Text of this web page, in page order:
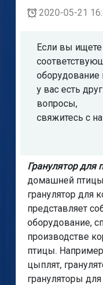
2020-05-21
Если вы ищете
оборудование
у вас есть
вопросы,
свяжитесь с
Гранулятор для
домашней
гранулятор для
представляет
оборудование,
производстве
птицы.
цыплят,
грануляторы